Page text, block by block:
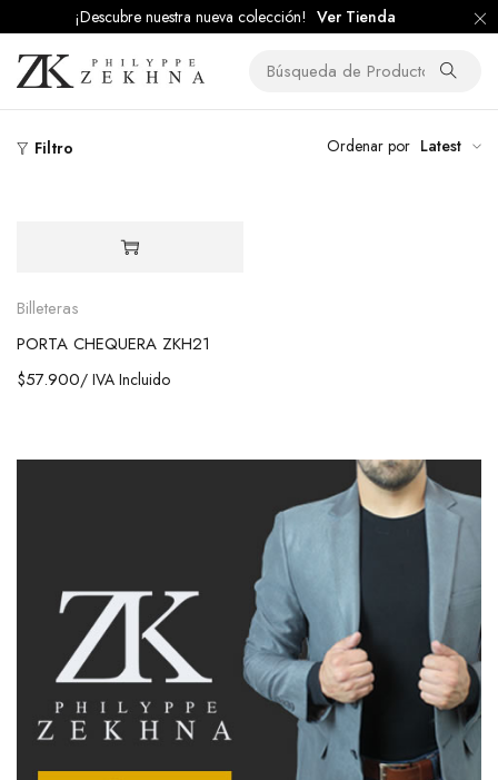
¡Descubre nuestra nueva colección! Ver Tienda
Filtro Ordenar por Latest
Billeteras
PORTA CHEQUERA ZKH21
$57.900/ IVA Incluido